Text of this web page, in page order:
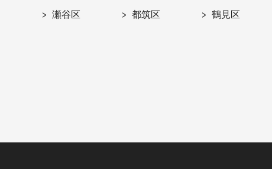
瀬谷区 都筑区 鶴見区